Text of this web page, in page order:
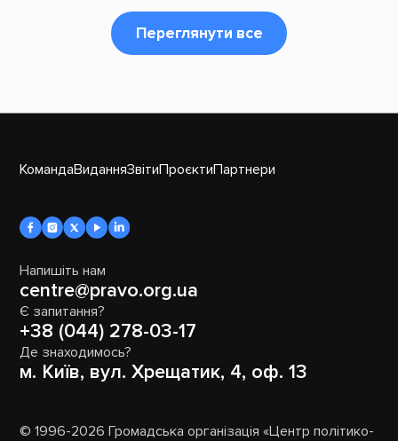
Переглянути все
КомандаВиданняЗвітиПроєктиПартнери
Напишіть нам
centre@pravo.org.ua
Є запитання?
+38 (044) 278-03-17
Де знаходимось?
м. Київ, вул. Хрещатик, 4, оф. 13
© 1996-2026 Громадська організація «Центр політико-